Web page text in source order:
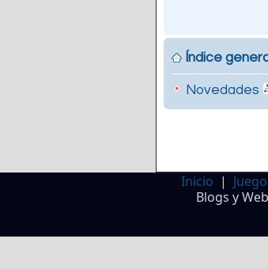
Índice
Novedades
Inicio |
Blogs y